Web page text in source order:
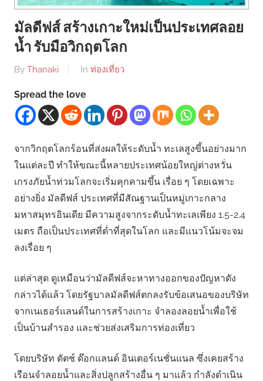
มัลดีฟส์ สร้างเกาะใหม่เป็นประเทศลอย
น้ำ รับมือวิกฤตโลก
By Thanaki In ท่องเที่ยว
Spread the love
จากวิกฤตโลกร้อนที่ส่งผลให้ระดับน้ำ ทะเลสูงขึ้นอย่างมาก
ในแต่ละปี ทำให้ขณะนี้หลายประเทศน้อยใหญ่ต่างหวั่น
เกรงภัยน้ำท่วมโลกจะเริ่มคุกคามขึ้น เรื่อย ๆ โดยเฉพาะ
อย่างยิ่ง มัลดีฟส์ ประเทศที่มีสัณฐานเป็นหมู่เกาะกลาง
มหาสมุทรอินเดีย มีความสูงจากระดับน้ำทะเลเพียง 1.5-2.4
เมตร ถือเป็นประเทศที่ต่ำที่สุดในโลก และมีแนวโน้มจะจม
ลงเรื่อย ๆ
แต่ล่าสุด ดูเหมือนว่ามัลดีฟส์จะหาทางออกของปัญหาดัง
กล่าวได้แล้ว โดยรัฐบาลมัลดีฟส์ตกลงรับข้อเสนอของบริษัท
จากเนเธอร์แลนด์ในการสร้างเกาะ จำลองลอยน้ำเพื่อใช้
เป็นบ้านสำรอง และช่วยส่งเสริมการท่องเที่ยว
โดยบริษัท ดัตช์ ด๊อกแลนด์ อินเตอร์เนชั่นแนล ซึ่งเคยสร้าง
เรือนจำลอยน้ำและสิ่งปลูกสร้างอื่น ๆ มาแล้ว กำลังดำเนิน